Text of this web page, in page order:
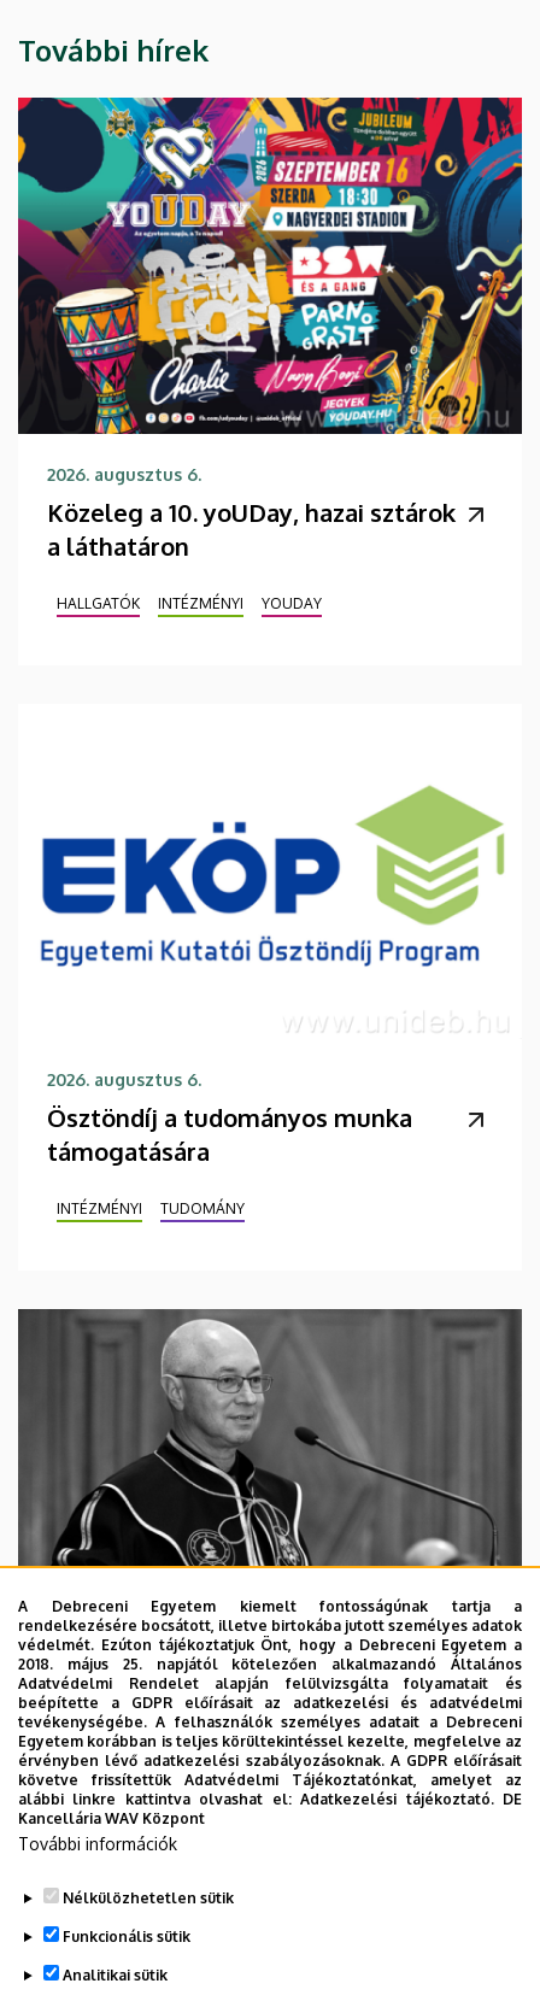
További hírek
2026. augusztus 6.
Közeleg a 10. yoUDay, hazai sztárok
a láthatáron
HALLGATÓK INTÉZMÉNYI YOUDAY
2026. augusztus 6.
Ösztöndíj a tudományos munka
támogatására
INTÉZMÉNYI TUDOMÁNY
2026. augusztus 5.
Díszdoktorát gyászolja a Debreceni
Egyetem
INTÉZMÉNYI TTK TUDOMÁNY
A Debreceni Egyetem kiemelt fontosságúnak tartja a
rendelkezésére bocsátott, illetve birtokába jutott személyes adatok
védelmét. Ezúton tájékoztatjuk Önt, hogy a Debreceni Egyetem a
2018. május 25. napjától kötelezően alkalmazandó Általános
Adatvédelmi Rendelet alapján felülvizsgálta folyamatait és
beépítette a GDPR előírásait az adatkezelési és adatvédelmi
tevékenységébe. A felhasználók személyes adatait a Debreceni
Egyetem korábban is teljes körültekintéssel kezelte, megfelelve az
érvényben lévő adatkezelési szabályozásoknak. A GDPR előírásait
követve frissítettük Adatvédelmi Tájékoztatónkat, amelyet az
alábbi linkre kattintva olvashat el:Adatkezelési tájékoztató. DE
Kancellária WAV Központ
További információk
Nélkülözhetetlen sütik
Funkcionális sütik
Analitikai sütik